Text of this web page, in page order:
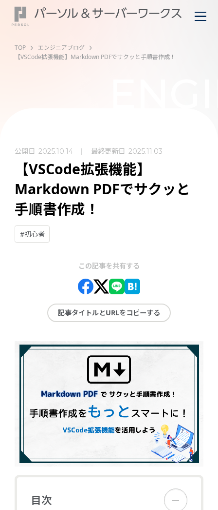
TOP
エンジニアブログ
【VSCode拡張機能】Markdown PDFでサクッと手順書作成！
公開日 2025.10.14 最終更新日 2025.11.03
【VSCode拡張機能】
Markdown PDFでサクッと
手順書作成！
#初心者
この記事を共有する
記事タイトルとURLをコピーする
目次